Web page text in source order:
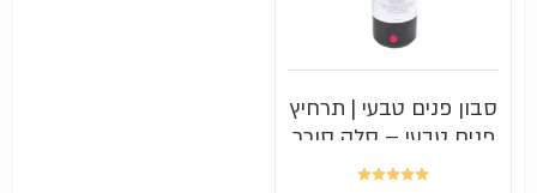
סבון פנים טבעי | תרחיץ
פנים טבעי – סלק סוכר
Sweet Soap